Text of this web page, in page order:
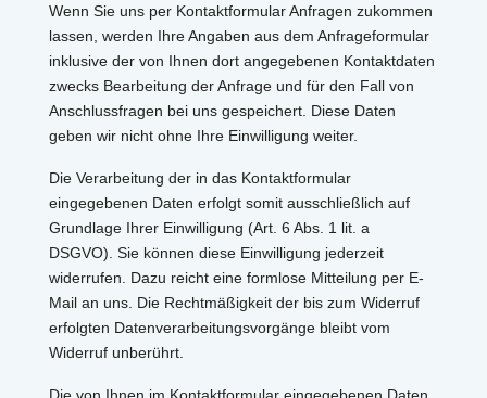
Wenn Sie uns per Kontaktformular Anfragen zukommen
lassen, werden Ihre Angaben aus dem Anfrageformular
inklusive der von Ihnen dort angegebenen Kontaktdaten
zwecks Bearbeitung der Anfrage und für den Fall von
Anschlussfragen bei uns gespeichert. Diese Daten
geben wir nicht ohne Ihre Einwilligung weiter.
Die Verarbeitung der in das Kontaktformular
eingegebenen Daten erfolgt somit ausschließlich auf
Grundlage Ihrer Einwilligung (Art. 6 Abs. 1 lit. a
DSGVO). Sie können diese Einwilligung jederzeit
widerrufen. Dazu reicht eine formlose Mitteilung per E-
Mail an uns. Die Rechtmäßigkeit der bis zum Widerruf
erfolgten Datenverarbeitungsvorgänge bleibt vom
Widerruf unberührt.